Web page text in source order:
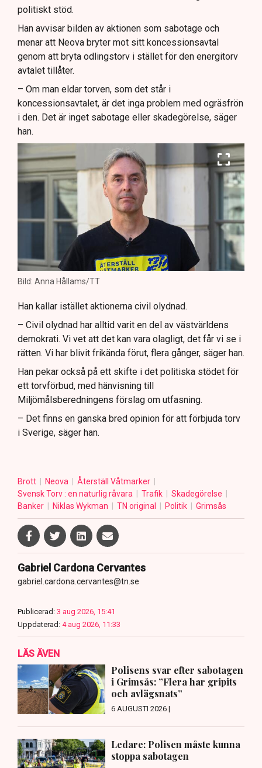
politiskt stöd.
Han avvisar bilden av aktionen som sabotage och
menar att Neova bryter mot sitt koncessionsavtal
genom att bryta odlingstorv i stället för den energitorv
avtalet tillåter.
– Om man eldar torven, som det står i
koncessionsavtalet, är det inga problem med ogräsfrön
i den. Det är inget sabotage eller skadegörelse, säger
han.
Bild: Anna Hållams/TT
Han kallar istället aktionerna civil olydnad.
– Civil olydnad har alltid varit en del av västvärldens
demokrati. Vi vet att det kan vara olagligt, det får vi se i
rätten. Vi har blivit frikända förut, flera gånger, säger han.
Han pekar också på ett skifte i det politiska stödet för
ett torvförbud, med hänvisning till
Miljömålsberedningens förslag om utfasning.
– Det finns en ganska bred opinion för att förbjuda torv
i Sverige, säger han.
Brott Neova
Återställ Våtmarker
Svensk Torv : en naturlig råvara
Trafik
Skadegörelse
Banker
Niklas Wykman TN original Politik Grimsås
Gabriel Cardona Cervantes
gabriel.cardona.cervantes@tn.se
Publicerad: 3 aug 2026, 15:41
Uppdaterad: 4 aug 2026, 11:33
LÄS ÄVEN
Polisens svar efter sabotagen
i Grimsås: ”Flera har gripits
och avlägsnats”
6 AUGUSTI 2026 |
Ledare: Polisen måste kunna
stoppa sabotagen